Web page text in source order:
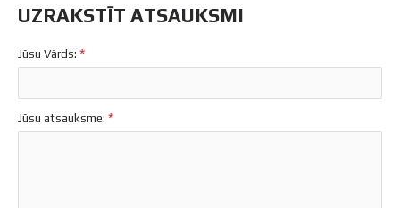
UZRAKSTĪT ATSAUKSMI
Jūsu Vārds:
Jūsu atsauksme: